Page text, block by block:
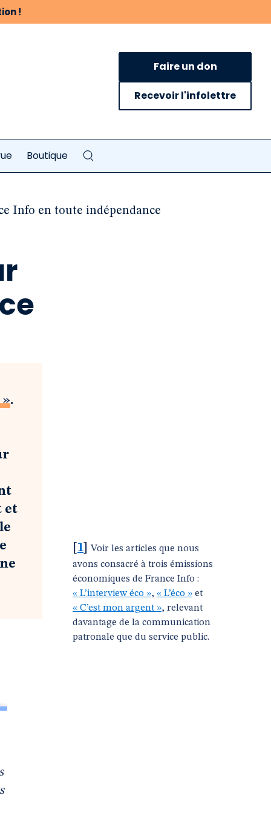
!
Faire un don
Recevoir l'infolettre
Boutique
Info en toute indépendance
».
et
1 ]Voir les articles que nous
avons consacré à trois émissions
économiques de France Info :
« L’interview éco », « L’éco » et
« C’est mon argent », relevant
davantage de la communication
patronale que du service public.